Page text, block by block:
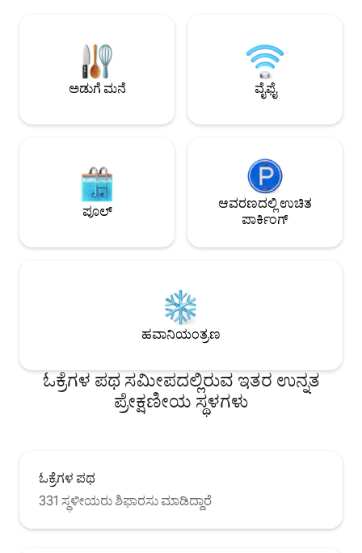
ಹೂವುಗಳು ಮತ್ತು ಬೇಸಿಗೆಯ ಲ್ಯಾವೆಂಡರ್ ಹೊಲಗಳು
ಕಾಲೋಚಿತ ಮೋಡಿಯನ್ನು ಪೂರ್ಣಗೊಳಿಸುತ್ತವೆ.
ಹಳ್ಳಿಯ ಬೇಕರಿಗಳಿಂದ ಕೇವಲ 5 ನಿಮಿಷಗಳು ಆದರೆ
ಶಾಂತಿಯುತವಾಗಿ ಏಕಾಂತವಾಗಿದೆ.
ಅಕ್ಟೋಬರ್‌ವರೆಗೆ ಬಿಸಿ
ಮನೆಯನ್ನು
ಅಡುಗೆ ಮನೆ ವೈಫೈ
ಪೂಲ್
ಆವರಣದಲ್ಲಿ ಉಚಿತ
ಪಾರ್ಕಿಂಗ್
ಹವಾನಿಯಂತ್ರಣ
ಓಕ್ರೆಗಳ ಪಥ ಸಮೀಪದಲ್ಲಿರುವ ಇತರ ಉನ್ನತ
ಪ್ರೇಕ್ಷಣೀಯ ಸ್ಥಳಗಳು
ಓಕ್ರೆಗಳ ಪಥ
331 ಸ್ಥಳೀಯರು ಶಿಫಾರಸು ಮಾಡಿದ್ದಾರೆ